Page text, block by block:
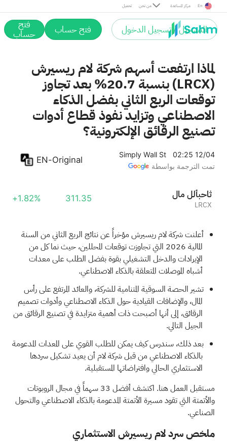
تحميل من نحن مركز المساعدة En
التسجيل / تسجيل الدخول فتح حساب فتح
حساب
لماذا ارتفعت أسهم شركة لام ريسيرش
(LRCX) بنسبة 20.7% بعد تجاوز
توقعات الربع الثاني بفضل الذكاء
الاصطناعي وتزايد نفوذ قطاع أدوات
تصنيع الرقائق الإلكترونية؟
Simply Wall St
02:25 12/04
تمت الترجمة بواسطة
EN-Original
لام للأبحاث
LRCX
311.35
+1.82%
أعلنت شركة لام ريسيرش مؤخراً عن نتائج الربع الثاني من السنة
المالية 2026 التي تجاوزت توقعات المحللين، حيث نما كل من
الإيرادات والدخل التشغيلي بقوة بفضل الطلب على معدات
أشباه الموصلات المتعلقة بالذكاء الاصطناعي.
تشير الحصة السوقية المتنامية للشركة، والعائد المرتفع على رأس
المال، والإضافات القيادية حول الذكاء الاصطناعي وأدوات تصميم
الرقائق، إلى أنها أصبحت ذات أهمية متزايدة في تصنيع الرقائق من
الجيل التالي.
بعد ذلك، سندرس كيف يمكن للطلب القوي على المعدات المدعومة
بالذكاء الاصطناعي من قبل شركة لام أن يعيد تشكيل سردها
الاستثماري الحالي وافتراضاتها المستقبلية.
مستقبل العمل هنا. اكتشف
أفضل 33 سهماً في مجال الروبوتات
والأتمتةالتي تقود مسيرة الأتمتة المدعومة بالذكاء الاصطناعي والتحول
الصناعي.
ملخص سرد لام ريسيرش الاستثماري